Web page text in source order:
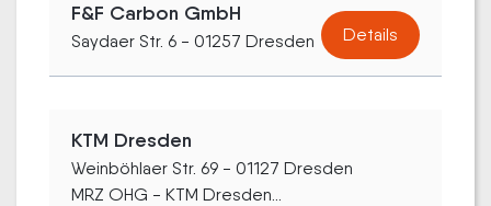
F&F Carbon GmbH
Saydaer Str. 6 - 01257 Dresden Details
KTM Dresden
Weinböhlaer Str. 69 - 01127 Dresden
MRZ OHG - KTM Dresden...